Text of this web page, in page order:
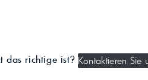
das richtige ist? Kontaktieren Sie